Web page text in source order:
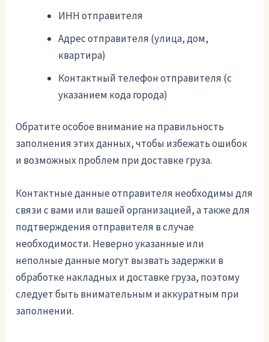
ИНН отправителя
Адрес отправителя (улица, дом,
квартира)
Контактный телефон отправителя (с
указанием кода города)
Обратите особое внимание на правильность
заполнения этих данных, чтобы избежать ошибок
и возможных проблем при доставке груза.
Контактные данные отправителя необходимы для
связи с вами или вашей организацией, а также для
подтверждения отправителя в случае
необходимости. Неверно указанные или
неполные данные могут вызвать задержки в
обработке накладных и доставке груза, поэтому
следует быть внимательным и аккуратным при
заполнении.